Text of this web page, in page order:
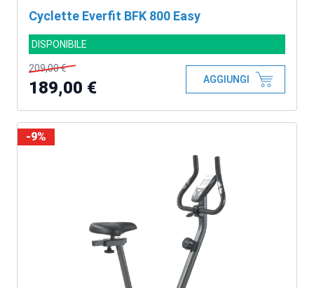
Cyclette Everfit BFK 800 Easy
DISPONIBILE
209,00 €
189,00 € AGGIUNGI
-9%